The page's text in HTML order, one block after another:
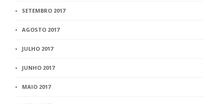
SETEMBRO 2017
AGOSTO 2017
JULHO 2017
JUNHO 2017
MAIO 2017